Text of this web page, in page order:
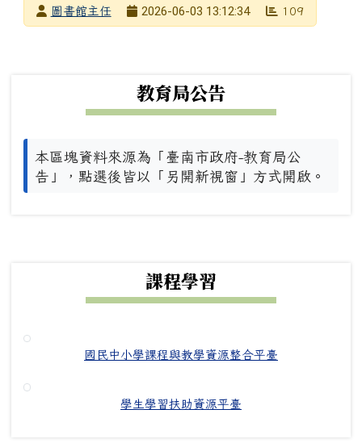
發布者圖書館主任
2026-06-03 13:12:34 109
教育局公告
本區塊資料來源為「臺南市政府-教育局公
告」，點選後皆以「另開新視窗」方式開啟。
課程學習
國民中小學課程與教學資源整合平臺
學生學習扶助資源平臺